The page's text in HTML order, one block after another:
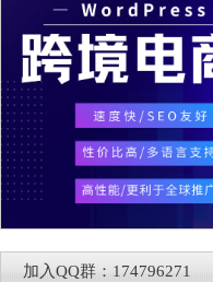
加入QQ群：174796271